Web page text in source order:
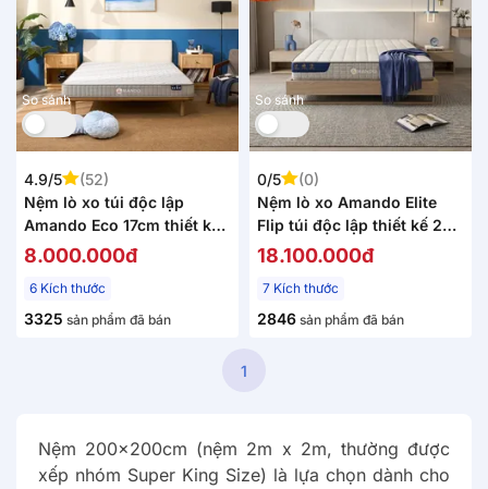
So sánh
4.9/5
(52)
Nệm lò xo túi độc lập
Amando Eco 17cm thiết kế
nhỏ gọn
8.000.000đ
6 Kích thước
3325 sản phẩm đã bán
So sánh
0/5
(0)
Nệm lò xo Amando Elite
Flip túi độc lập thiết kế 2
mặt linh hoạt dày 24cm
18.100.000đ
7 Kích thước
2846 sản phẩm đã bán
1
Nệm 200x200cm (nệm 2m x 2m, thường được
xếp nhóm Super King Size) là lựa chọn dành cho